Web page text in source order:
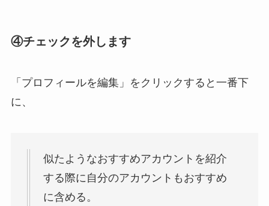
④チェックを外します
「プロフィールを編集」をクリックすると一番下
に、
似たようなおすすめアカウントを紹介
する際に自分のアカウントもおすすめ
に含める。